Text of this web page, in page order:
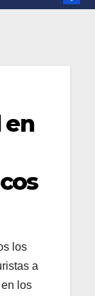
en
los
a
los